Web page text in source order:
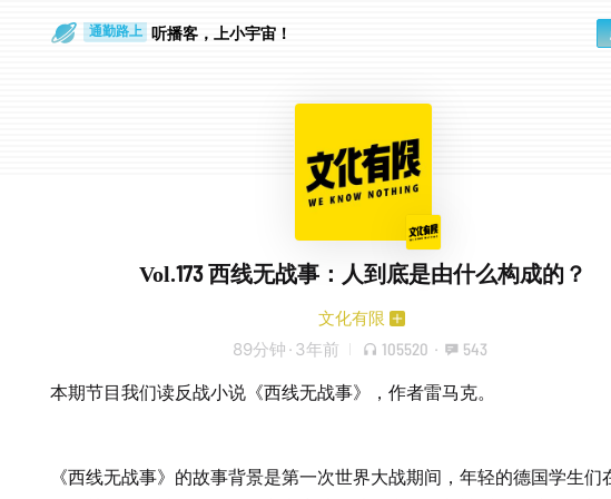
通勤路上 听播客，上小宇宙！
Vol.173 西线无战事：人到底是由什么构成的？
文化有限
89分钟 · 3年前 105520 · 543
本期节目我们读反战小说《西线无战事》，作者雷马克。
《西线无战事》的故事背景是第一次世界大战期间，年轻的德国学生们